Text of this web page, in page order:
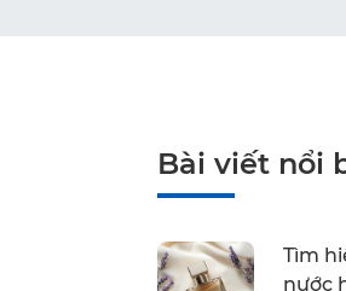
Bài viết nổi
Tìm
nước